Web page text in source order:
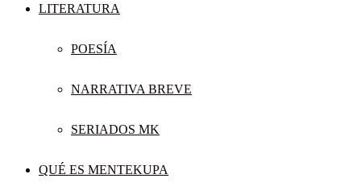
LITERATURA
POESÍA
NARRATIVA BREVE
SERIADOS MK
QUÉ ES MENTEKUPA